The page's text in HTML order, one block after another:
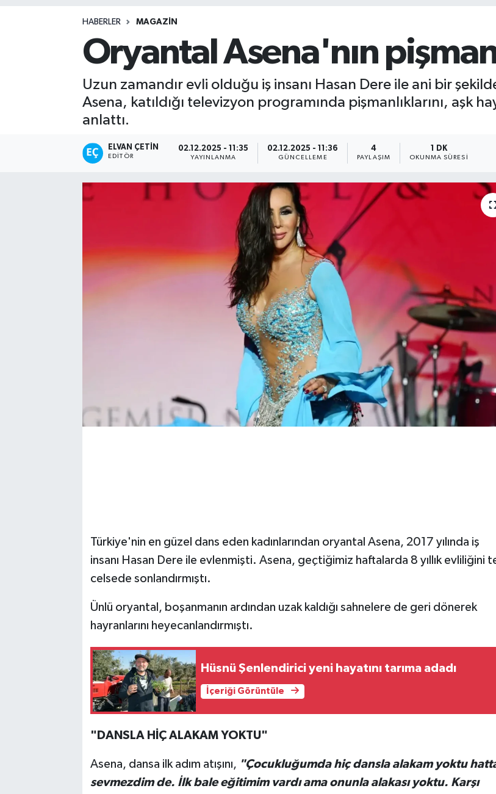
HABERLER MAGAZIN
Oryantal Asena'nın
Uzun zamandır evli olduğu iş insanı Hasan Dere ile ani bir
Asena, katıldığı televizyon programında pişmanlıklarını, aşk
anlattı.
ELVAN ÇETIN
EDITÖR
02.12.2025 - 11:35
YAYINLANMA
02.12.2025 - 11:36
GÜNCELLEME
4
PAYLAŞIM
1 DK
OKUNMA SÜRESI
Türkiye'nin en güzel dans eden kadınlarından oryantal Asena, 2017 yılında iş
insanı Hasan Dere ile evlenmişti. Asena, geçtiğimiz haftalarda 8 yıllık evliliğini
celsede sonlandırmıştı.
Ünlü oryantal, boşanmanın ardından uzak kaldığı sahnelere de geri dönerek
hayranlarını heyecanlandırmıştı.
Hüsnü Şenlendirici yeni hayatını tarıma adadı
İçeriği Görüntüle
"DANSLA HİÇ ALAKAM YOKTU"
Asena, dansa ilk adım atışını, "Çocukluğumda hiç dansla alakam yoktu
sevmezdim de. İlk bale eğitimim vardı ama onunla alakası yoktu. Karşı